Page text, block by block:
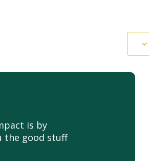
is by
the good stuff